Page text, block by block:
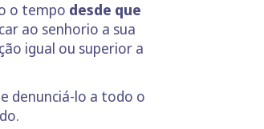
o tempo desde que
ao senhorio a sua
igual ou superior a
denunciá-lo a todo o